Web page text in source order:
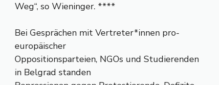
Weg“, so Wieninger. ****
Bei Gesprächen mit Vertreter*innen pro-
europäischer
Oppositionsparteien, NGOs und Studierenden
in Belgrad standen